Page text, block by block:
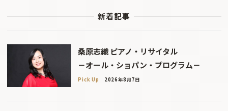
新着記事
桑原志織 ピアノ・リサイタル
－オール・ショパン・プログラム－
Pick Up 2026年8月7日